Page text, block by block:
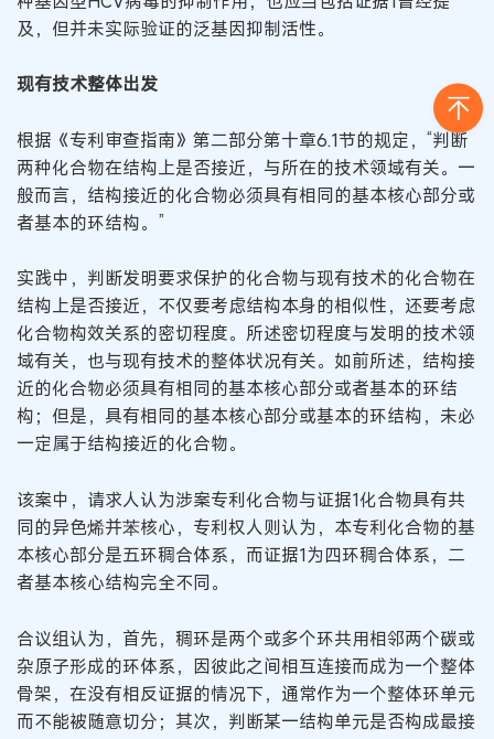
及，但并未实际验证的泛基因抑制活性。
现有技术整体出发
根据《专利审查指南》第二部分第十章6.1节的规定，“判断
两种化合物在结构上是否接近，与所在的技术领域有关。一
般而言，结构接近的化合物必须具有相同的基本核心部分或
者基本的环结构。”
实践中，判断发明要求保护的化合物与现有技术的化合物在
结构上是否接近，不仅要考虑结构本身的相似性，还要考虑
化合物构效关系的密切程度。所述密切程度与发明的技术领
域有关，也与现有技术的整体状况有关。如前所述，结构接
近的化合物必须具有相同的基本核心部分或者基本的环结
构；但是，具有相同的基本核心部分或基本的环结构，未必
一定属于结构接近的化合物。
该案中，请求人认为涉案专利化合物与证据1化合物具有共
同的异色烯并苯核心，专利权人则认为，本专利化合物的基
本核心部分是五环稠合体系，而证据1为四环稠合体系，二
者基本核心结构完全不同。
合议组认为，首先，稠环是两个或多个环共用相邻两个碳或
杂原子形成的环体系，因彼此之间相互连接而成为一个整体
骨架，在没有相反证据的情况下，通常作为一个整体环单元
而不能被随意切分；其次，判断某一结构单元是否构成最接